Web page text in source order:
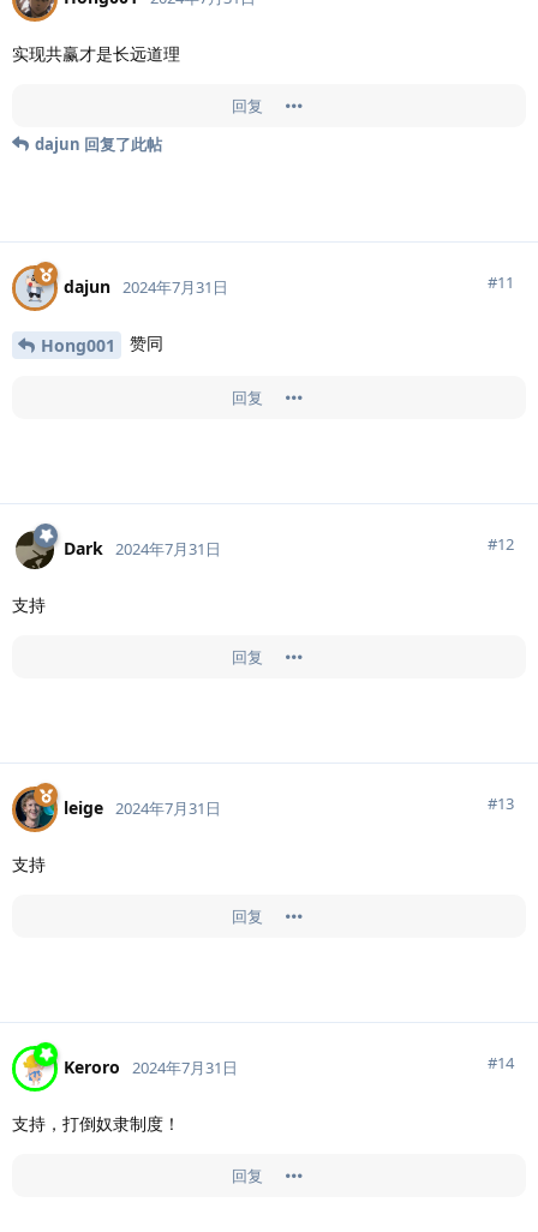
实现共赢才是长远道理
回复
dajun 回复了此帖
dajun 2024年7月31日 #11
Hong001 赞同
回复
Dark 2024年7月31日 #12
支持
回复
leige 2024年7月31日 #13
支持
回复
Keroro 2024年7月31日 #14
支持，打倒奴隶制度！
回复